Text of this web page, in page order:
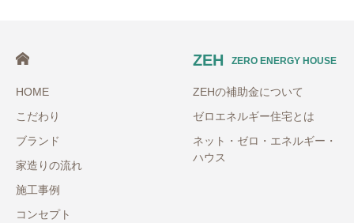
HOME
こだわり
ブランド
家造りの流れ
施工事例
コンセプト
ZEH ZERO ENERGY HOUSE
ZEHの補助金について
ゼロエネルギー住宅とは
ネット・ゼロ・エネルギー・
ハウス